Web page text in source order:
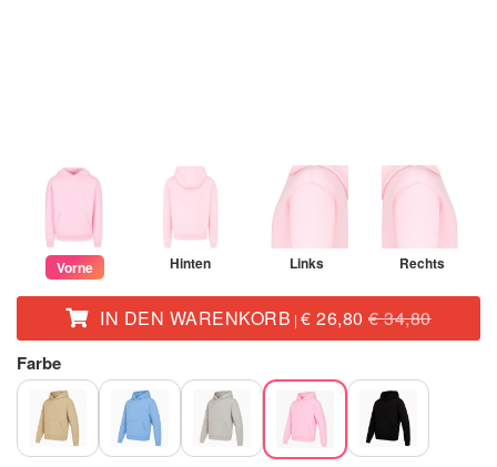
Vorne Hinten Links Rechts
IN DEN WARENKORB |€ 26,80€ 34,80
Farbe